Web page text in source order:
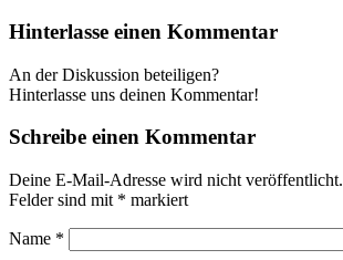
Hinterlasse einen Kommentar
An der Diskussion beteiligen?
Hinterlasse uns deinen Kommentar!
Schreibe einen Kommentar
Deine E-Mail-Adresse wird nicht veröffentlicht.
Felder sind mit * markiert
Name *